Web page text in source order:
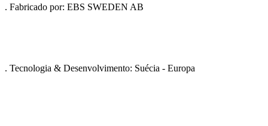
. Fabricado por: EBS SWEDEN AB
. Tecnologia & Desenvolvimento: Suécia - Europa